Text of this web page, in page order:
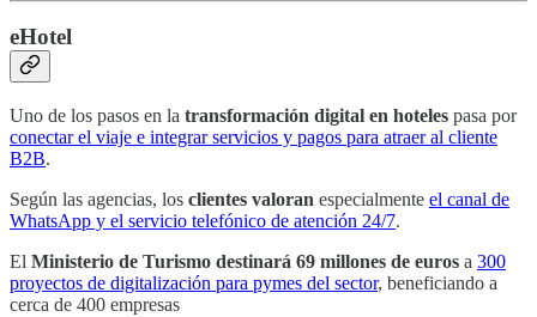
eHotel
Uno de los pasos en la transformación digital en hoteles pasa por
conectar el viaje e integrar servicios y pagos para atraer al cliente
B2B.
Según las agencias, los clientes valoran especialmente el canal de
WhatsApp y el servicio telefónico de atención 24/7.
El Ministerio de Turismo destinará 69 millones de euros a 300
proyectos de digitalización para pymes del sector, beneficiando a
cerca de 400 empresas